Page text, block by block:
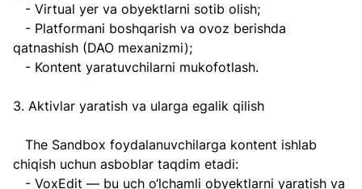
   - Virtual yer va obyektlarni sotib olish;
qatnashish (DAO mexanizmi);
   - Kontent yaratuvchilarni mukofotlash.
3. Aktivlar yaratish va ularga egalik qilish
chiqish uchun asboblar taqdim etadi: